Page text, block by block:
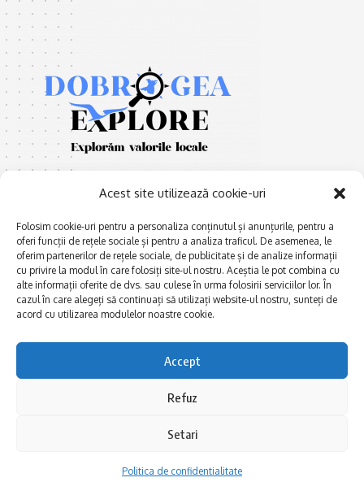
Acest site utilizează cookie-uri
Folosim cookie-uri pentru a personaliza conținutul și anunțurile, pentru a
oferi funcții de rețele sociale și pentru a analiza traficul. De asemenea, le
oferim partenerilor de rețele sociale, de publicitate și de analize informații
cu privire la modul în care folosiți site-ul nostru. Aceștia le pot combina cu
alte informații oferite de dvs. sau culese în urma folosirii serviciilor lor. În
cazul în care alegeți să continuați să utilizați website-ul nostru, sunteți de
acord cu utilizarea modulelor noastre cookie.
Accept
Refuz
Setari
Politica de confidentialitate
E xplorăm Dobrogea,
Explorăm valorile locale:
Deltă, Litoral, cele mai mari
lacuri, cele mai vechi orașe,
Afaceri și meșteșuguri
Actualitate
Dobrogea PE BUNE
La Drum cu Ada